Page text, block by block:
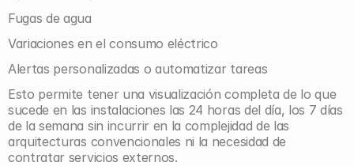
Fugas de agua
Variaciones en el consumo eléctrico
Alertas personalizadas o automatizar tareas
Esto permite tener una visualización completa de lo que
sucede en las instalaciones las 24 horas del día, los 7 días
de la semana sin incurrir en la complejidad de las
arquitecturas convencionales ni la necesidad de
contratar servicios externos.